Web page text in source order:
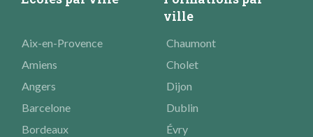
ville
Aix-en-Provence
Amiens
Angers
Barcelone
Bordeaux
Chaumont
Cholet
Dijon
Dublin
Évry